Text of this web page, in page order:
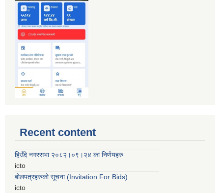
Recent content
हिउँदे नगरसभा २०८२।०९।२४ का निर्णयहरु
icto
बोलपत्रहरुको सूचना (Invitation For Bids)
icto